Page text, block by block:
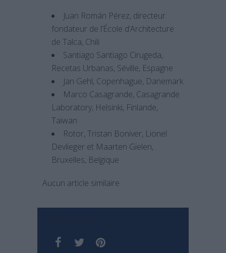
Juan Román Pérez, directeur
fondateur de l’École d’Architecture
de Talca, Chili
Santiago Santiago Cirugeda,
Recetas Urbanas, Séville, Espagne
Jan Gehl, Copenhague, Danemark
Marco Casagrande, Casagrande
Laboratory, Helsinki, Finlande,
Taïwan
Rotor, Tristan Boniver, Lionel
Devlieger et Maarten Gielen,
Bruxelles, Belgique
Aucun article similaire.